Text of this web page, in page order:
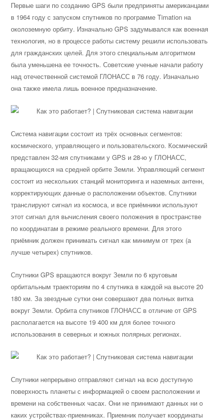
Первые шаги по созданию GPS были предприняты американцами
в 1964 году с запуском спутников по программе Timation на
околоземную орбиту. Изначально GPS задумывался как военная
технология, но в процессе работы систему решили использовать
для гражданских целей. Для этого специальным алгоритмом
была уменьшена ее точность. Советские ученые начали работу
над отечественной системой ГЛОНАСС в 76 году. Изначально
она также имела лишь военное предназначение.
Система навигации состоит из трёх основных сегментов:
космического, управляющего и пользовательского. Космический
представлен 32-мя спутниками у GPS и 28-ю у ГЛОНАСС,
вращающихся на средней орбите Земли. Управляющий сегмент
состоит из нескольких станций мониторинга и наземных антенн,
корректирующих данные о расположении объектов. Спутники
транслируют сигнал из космоса, и все приёмники используют
этот сигнал для вычисления своего положения в пространстве
по координатам в режиме реального времени. Для этого
приёмник должен принимать сигнал как минимум от трех (а
лучше четырех) спутников.
Спутники GPS вращаются вокруг Земли по 6 круговым
орбитальным траекториям по 4 спутника в каждой на высоте 20
180 км. За звездные сутки они совершают два полных витка
вокруг Земли. Орбита спутников ГЛОНАСС в отличие от GPS
располагается на высоте 19 400 км для более точного
использования в северных и южных полярных регионах.
Спутники непрерывно отправляют сигнал на всю доступную
поверхность планеты с информацией о своем расположении и
времени на собственных часах. Они не принимают данных ни о
каких устройствах-приемниках. Приемник получает координаты